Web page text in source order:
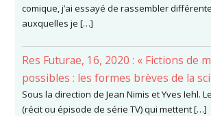
comique, j’ai essayé de rassembler
auxquelles je […]
Res Futurae, 16, 2020 : « Fictions de
possibles : les formes brèves de la
Sous la direction de Jean Nimis et Yves Iehl.
(récit ou épisode de série TV) qui mettent […]